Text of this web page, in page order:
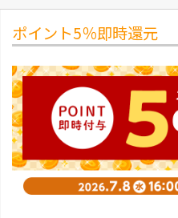
ポイント5％即時還元